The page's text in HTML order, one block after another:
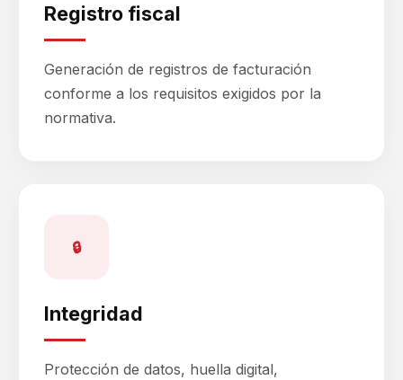
Registro fiscal
Generación de registros de facturación
conforme a los requisitos exigidos por la
normativa.
🔒
Integridad
Protección de datos, huella digital,